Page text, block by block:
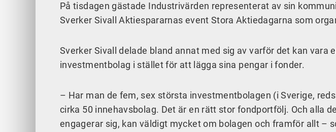
På tisdagen gästade Industrivärden representerat av sin
Sverker Sivall Aktiespararnas event Stora Aktiedagarna som
Sverker Sivall delade bland annat med sig av varför det kan vara
investmentbolag i stället för att lägga sina pengar i fonder.
– Har man de fem, sex största investmentbolagen (i Sverige,
cirka 50 innehavsbolag. Det är en rätt stor fondportfölj. Och alla
engagerar sig, kan väldigt mycket om bolagen och framför allt –